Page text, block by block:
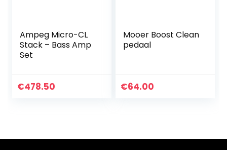
Ampeg Micro-CL
Stack – Bass Amp
Set
€478.50
Mooer Boost Clean
pedaal
€64.00